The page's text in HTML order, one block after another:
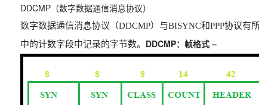
DDCMP（数字数据通信消息协议）
数字数据通信消息协议（DDCMP）与BISYNC和PPP协议
中的计数字段中记录的字节数。 DDCMP：帧格式 –